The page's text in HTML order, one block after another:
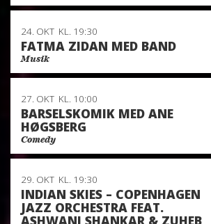
24. OKT KL. 19:30
FATMA ZIDAN MED BAND
Musik
27. OKT KL. 10:00
BARSELSKOMIK MED ANE
HØGSBERG
Comedy
29. OKT KL. 19:30
INDIAN SKIES – COPENHAGEN
JAZZ ORCHESTRA FEAT.